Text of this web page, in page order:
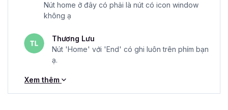
Nút home ở đây có phải là nút có icon window
không ạ
Thương Lưu
Nút 'Home' với 'End' có ghi luôn trên phím bạn
ạ.
Xem thêm